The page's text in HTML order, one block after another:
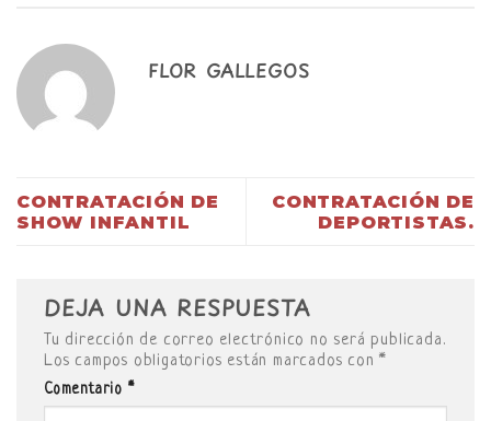
FLOR GALLEGOS
CONTRATACIÓN DE
SHOW INFANTIL
CONTRATACIÓN DE
DEPORTISTAS.
DEJA UNA RESPUESTA
Tu dirección de correo electrónico no será publicada.
Los campos obligatorios están marcados con*
Comentario *